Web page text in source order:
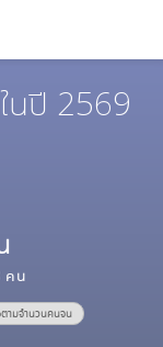
นปี 2569
คน
ตามจำนวนคนจน